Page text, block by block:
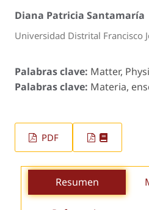
Diana Patricia Santamaría
Universidad Distrital Francisco
Palabras clave: Matter,
Palabras clave: Materia,
PDF
Resumen